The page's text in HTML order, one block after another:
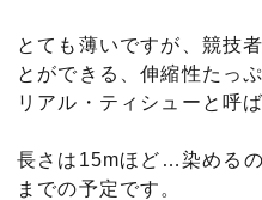
とても薄いですが、競技
とができる、伸縮性たっ
リアル・ティシューと呼
長さは15mほど…染める
までの予定です。